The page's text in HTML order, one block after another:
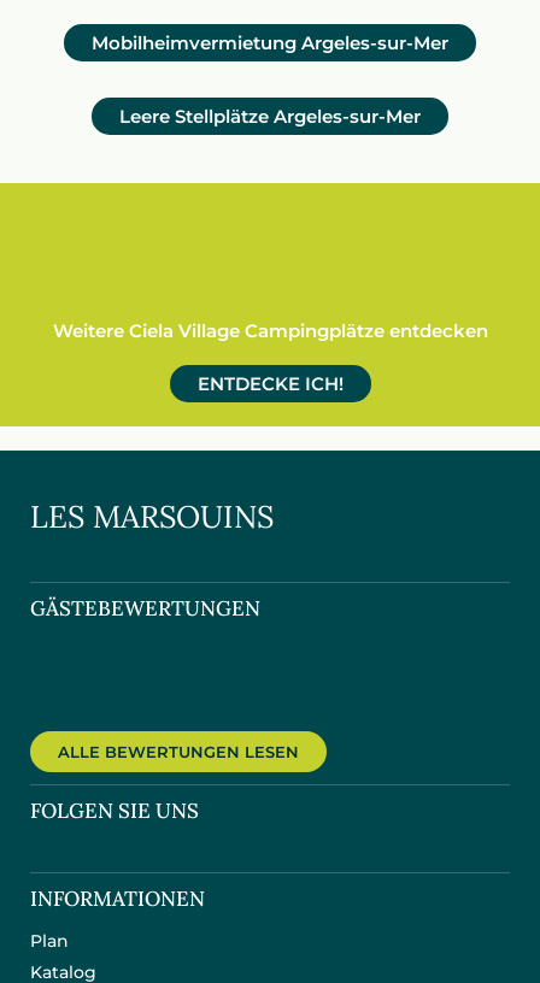
Mobilheimvermietung Argeles-sur-Mer
Leere Stellplätze Argeles-sur-Mer
Weitere Ciela Village Campingplätze entdecken
ENTDECKE ICH!
LES MARSOUINS
GÄSTEBEWERTUNGEN
ALLE BEWERTUNGEN LESEN
FOLGEN SIE UNS
INFORMATIONEN
Plan
Katalog